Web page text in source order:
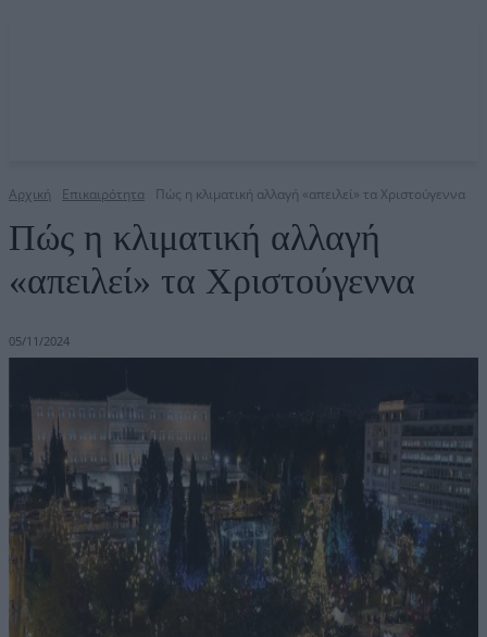
Αρχική Επικαιρότητα Πώς η κλιματική αλλαγή «απειλεί» τα Χριστούγεννα
Πώς η κλιματική αλλαγή
«απειλεί» τα Χριστούγεννα
05/11/2024